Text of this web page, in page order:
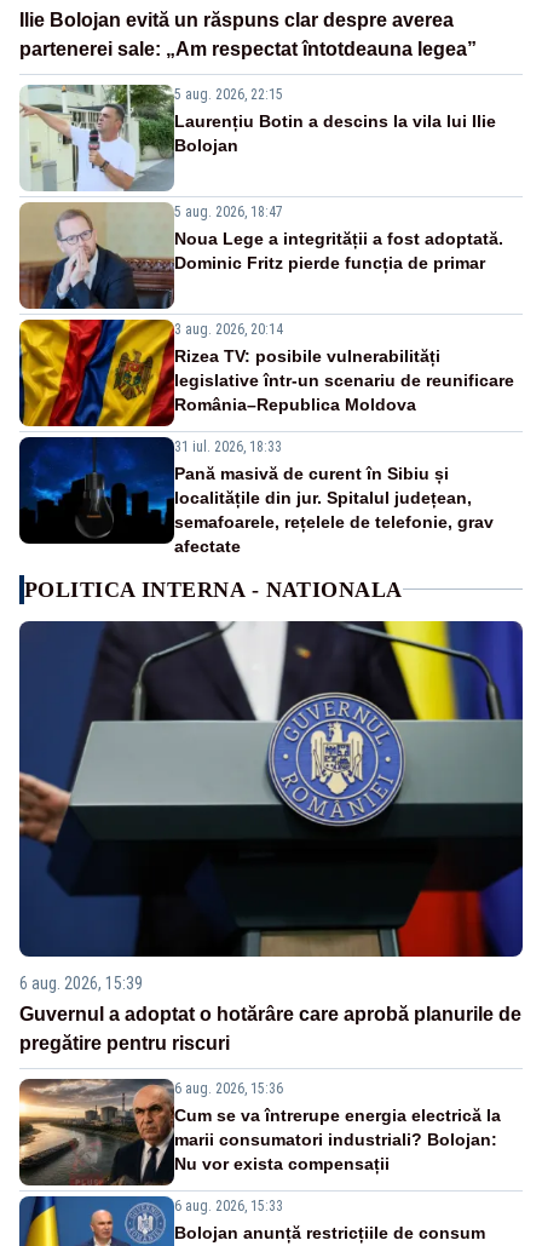
Ilie Bolojan evită un răspuns clar despre averea
partenerei sale: „Am respectat întotdeauna legea”
5 aug. 2026, 22:15
Laurențiu Botin a descins la vila lui Ilie
Bolojan
5 aug. 2026, 18:47
Noua Lege a integrității a fost adoptată.
Dominic Fritz pierde funcția de primar
3 aug. 2026, 20:14
Rizea TV: posibile vulnerabilități
legislative într-un scenariu de reunificare
România–Republica Moldova
31 iul. 2026, 18:33
Pană masivă de curent în Sibiu și
localitățile din jur. Spitalul județean,
semafoarele, rețelele de telefonie, grav
afectate
POLITICA INTERNA - NATIONALA
6 aug. 2026, 15:39
Guvernul a adoptat o hotărâre care aprobă planurile de
pregătire pentru riscuri
6 aug. 2026, 15:36
Cum se va întrerupe energia electrică la
marii consumatori industriali? Bolojan:
Nu vor exista compensații
6 aug. 2026, 15:33
Bolojan anunță restricțiile de consum